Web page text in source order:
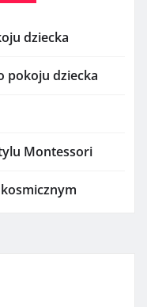
dziecka
pokoju dziecka
Montessori